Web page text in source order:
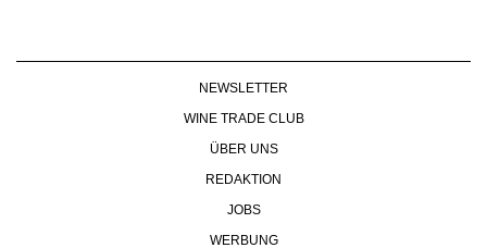
NEWSLETTER
WINE TRADE CLUB
ÜBER UNS
REDAKTION
JOBS
WERBUNG